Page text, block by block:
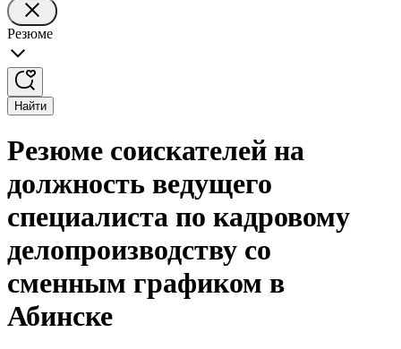
Резюме
Найти
Резюме соискателей на
должность ведущего
специалиста по кадровому
делопроизводству со
сменным графиком в
Абинске